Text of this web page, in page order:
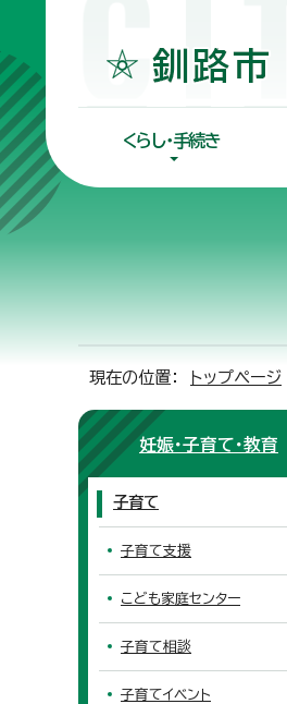
くらし・手続き
現在の位置： トップページ
妊娠・子育て・教育
子育て
子育て支援
こども家庭センター
子育て相談
子育てイベント